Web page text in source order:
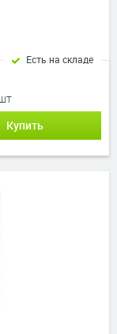
Купить
Есть на складе